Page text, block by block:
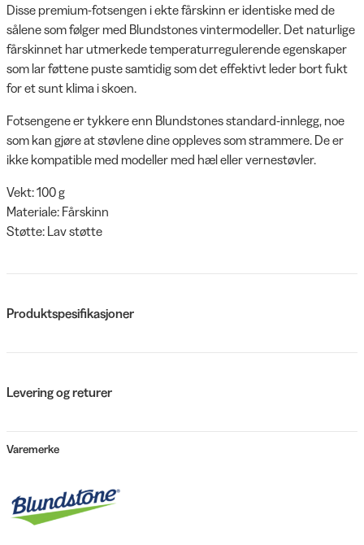
Disse premium-fotsengen i ekte fårskinn er identiske med de
sålene som følger med Blundstones vintermodeller. Det naturlige
fårskinnet har utmerkede temperaturregulerende egenskaper
som lar føttene puste samtidig som det effektivt leder bort fukt
for et sunt klima i skoen.
Fotsengene er tykkere enn Blundstones standard-innlegg, noe
som kan gjøre at støvlene dine oppleves som strammere. De er
ikke kompatible med modeller med hæl eller vernestøvler.
Vekt: 100 g
Materiale: Fårskinn
Støtte: Lav støtte
Produktspesifikasjoner
Levering og returer
Varemerke